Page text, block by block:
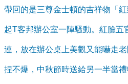
帶回的是三尊金士頓的吉祥物「
起T客邦辦公室一陣騷動。紅臉五
連，放在辦公桌上美觀又能嚇走
捏不爆，中秋節時送給另一半當